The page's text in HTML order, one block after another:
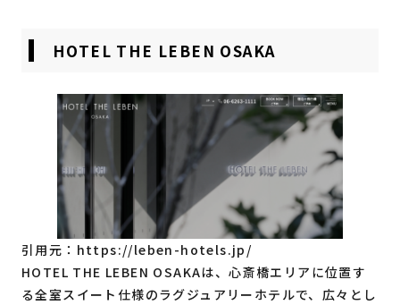
HOTEL THE LEBEN OSAKA
引用元： https://leben-hotels.jp/
HOTEL THE LEBEN OSAKAは、心斎橋エリアに位置す
る全室スイート仕様のラグジュアリーホテルで、広々とし